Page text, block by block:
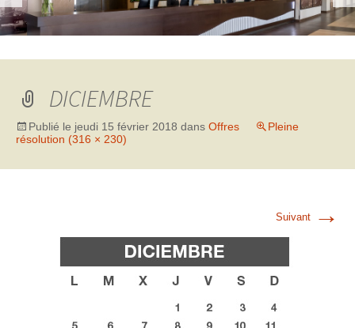
DICIEMBRE
Publié le jeudi 15 février 2018 dans Offres
Pleine
résolution (316 × 230)
Suivant →